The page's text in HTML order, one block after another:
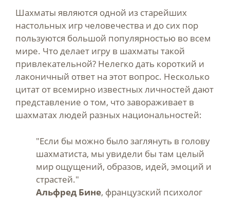
Шахматы являются одной из старейших
настольных игр человечества и до сих пор
пользуются большой популярностью во всем
мире. Что делает игру в шахматы такой
привлекательной? Нелегко дать короткий и
лаконичный ответ на этот вопрос. Несколько
цитат от всемирно известных личностей дают
представление о том, что завораживает в
шахматах людей разных национальностей:
"Если бы можно было заглянуть в голову
шахматиста, мы увидели бы там целый
мир ощущений, образов, идей, эмоций и
страстей."
Альфред Бине, французский психолог